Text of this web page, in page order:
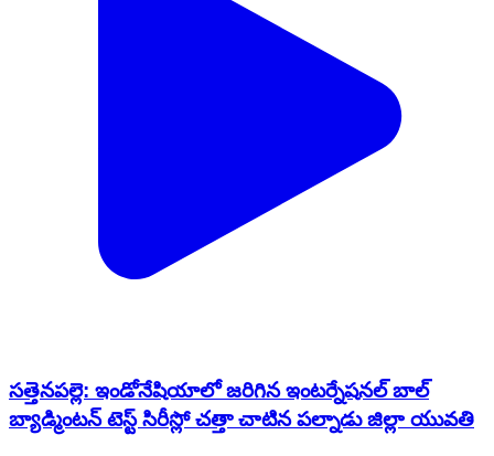
సత్తెనపల్లె: ఇండోనేషియాలో జరిగిన ఇంటర్నేషనల్ బాల్
బ్యాడ్మింటన్ టెస్ట్ సిరీస్లో చత్తా చాటిన పల్నాడు జిల్లా యువతి